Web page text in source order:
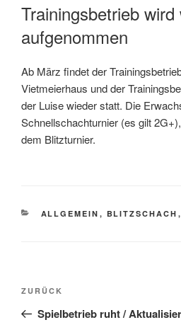
Trainingsbetrieb wird
aufgenommen
Ab März findet der
Vietmeierhaus und der
der Luise wieder statt. Die
Schnellschachturnier (es gilt
dem Blitzturnier.
KATEGORIEN
ALLGEMEIN , BLITZSCHACH ,
Beitragsnavigation
Vorheriger
Beitrag
ZURÜCK
Spielbetrieb ruht /